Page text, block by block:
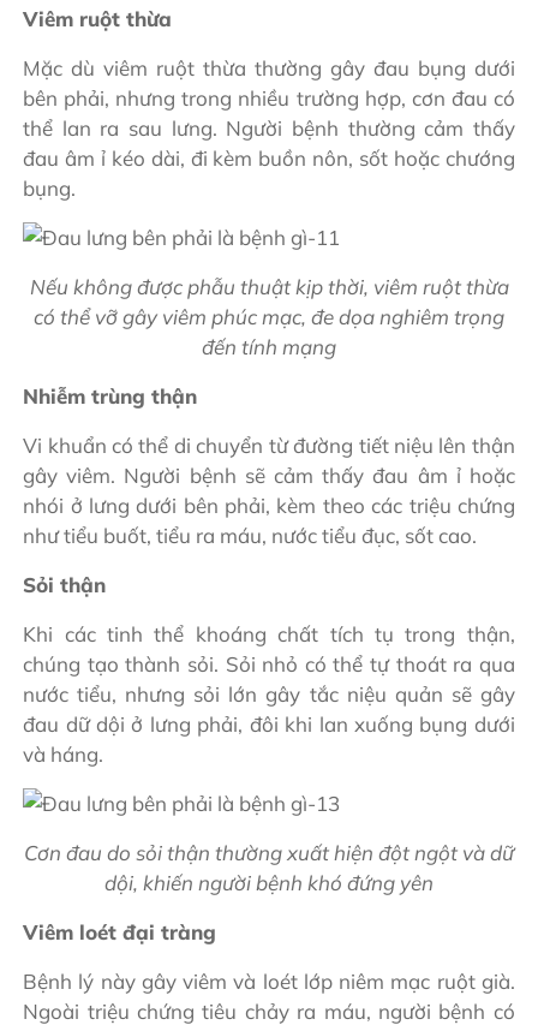
Viêm ruột thừa
Mặc dù viêm ruột thừa thường gây đau bụng dưới
bên phải, nhưng trong nhiều trường hợp, cơn đau có
thể lan ra sau lưng. Người bệnh thường cảm thấy
đau âm ỉ kéo dài, đi kèm buồn nôn, sốt hoặc chướng
bụng.
Nếu không được phẫu thuật kịp thời, viêm ruột thừa
có thể vỡ gây viêm phúc mạc, đe dọa nghiêm trọng
đến tính mạng
Nhiễm trùng thận
Vi khuẩn có thể di chuyển từ đường tiết niệu lên thận
gây viêm. Người bệnh sẽ cảm thấy đau âm ỉ hoặc
nhói ở lưng dưới bên phải, kèm theo các triệu chứng
như tiểu buốt, tiểu ra máu, nước tiểu đục, sốt cao.
Sỏi thận
Khi các tinh thể khoáng chất tích tụ trong thận,
chúng tạo thành sỏi. Sỏi nhỏ có thể tự thoát ra qua
nước tiểu, nhưng sỏi lớn gây tắc niệu quản sẽ gây
đau dữ dội ở lưng phải, đôi khi lan xuống bụng dưới
và háng.
Cơn đau do sỏi thận thường xuất hiện đột ngột và dữ
dội, khiến người bệnh khó đứng yên
Viêm loét đại tràng
Bệnh lý này gây viêm và loét lớp niêm mạc ruột già.
Ngoài triệu chứng tiêu chảy ra máu, người bệnh có